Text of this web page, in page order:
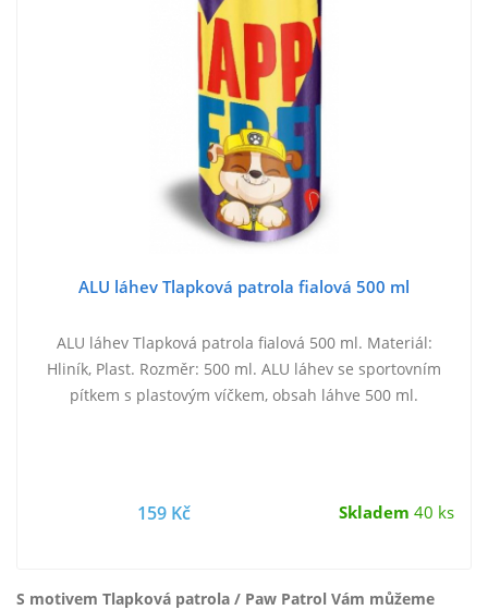
ALU láhev Tlapková patrola fialová 500 ml
ALU láhev Tlapková patrola fialová 500 ml. Materiál:
Hliník, Plast. Rozměr: 500 ml. ALU láhev se sportovním
pítkem s plastovým víčkem, obsah láhve 500 ml.
159 Kč Skladem 40 ks
S motivem Tlapková patrola / Paw Patrol Vám můžeme